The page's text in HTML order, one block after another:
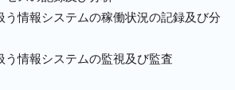
う情報システムの稼働状況の記録及び分
う情報システムの監視及び監査